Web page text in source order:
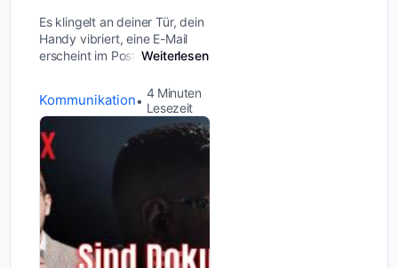
Es klingelt an deiner Tür, dein
Handy vibriert, eine E-Mail
erscheint im Postfach mit
&quot;Presseanfrage&quot; –
und plötzlich stehst du vor
einem Vorwurf, mit dem du nie
gerechnet hättes...
Weiterlesen
Kommunikation 4 Minuten
Lesezeit